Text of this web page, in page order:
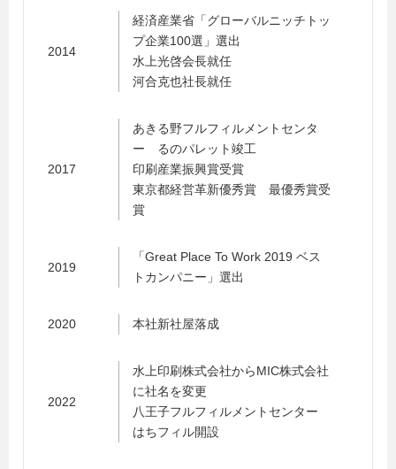
2014
経済産業省「グローバルニッチトッ
プ企業100選」選出
水上光啓会長就任
河合克也社長就任
2017
あきる野フルフィルメントセンタ
ー るのパレット竣工
印刷産業振興賞受賞
東京都経営革新優秀賞 最優秀賞受
賞
2019
「Great Place To Work 2019 ベス
トカンパニー」選出
2020 本社新社屋落成
2022
水上印刷株式会社からMIC株式会社
に社名を変更
八王子フルフィルメントセンター
はちフィル開設